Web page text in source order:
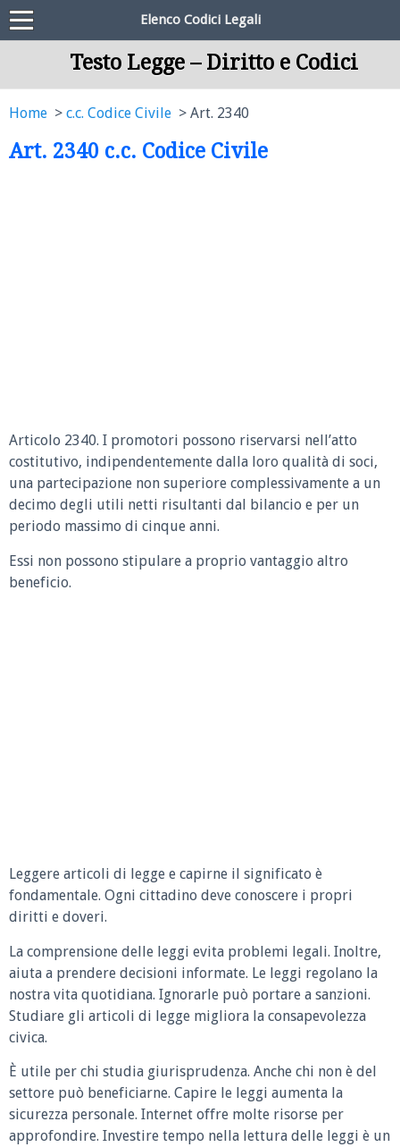
Elenco Codici Legali
Testo Legge – Diritto e Codici
Home c.c. Codice Civile Art. 2340
Art. 2340 c.c. Codice Civile
Articolo 2340. I promotori possono riservarsi nell’atto
costitutivo, indipendentemente dalla loro qualità di soci,
una partecipazione non superiore complessivamente a un
decimo degli utili netti risultanti dal bilancio e per un
periodo massimo di cinque anni.
Essi non possono stipulare a proprio vantaggio altro
beneficio.
Leggere articoli di legge e capirne il significato è
fondamentale. Ogni cittadino deve conoscere i propri
diritti e doveri.
La comprensione delle leggi evita problemi legali. Inoltre,
aiuta a prendere decisioni informate. Le leggi regolano la
nostra vita quotidiana. Ignorarle può portare a sanzioni.
Studiare gli articoli di legge migliora la consapevolezza
civica.
È utile per chi studia giurisprudenza. Anche chi non è del
settore può beneficiarne. Capire le leggi aumenta la
sicurezza personale. Internet offre molte risorse per
approfondire. Investire tempo nella lettura delle leggi è un